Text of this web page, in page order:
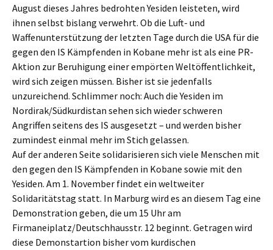
August dieses Jahres bedrohten Yesiden leisteten, wird
ihnen selbst bislang verwehrt. Ob die Luft- und
Waffenunterstützung der letzten Tage durch die USA für die
gegen den IS Kämpfenden in Kobane mehr ist als eine PR-
Aktion zur Beruhigung einer empörten Weltöffentlichkeit,
wird sich zeigen müssen. Bisher ist sie jedenfalls
unzureichend. Schlimmer noch: Auch die Yesiden im
Nordirak/Südkurdistan sehen sich wieder schweren
Angriffen seitens des IS ausgesetzt – und werden bisher
zumindest einmal mehr im Stich gelassen.
Auf der anderen Seite solidarisieren sich viele Menschen mit
den gegen den IS Kämpfenden in Kobane sowie mit den
Yesiden. Am 1. November findet ein weltweiter
Solidaritätstag statt. In Marburg wird es an diesem Tag eine
Demonstration geben, die um 15 Uhr am
Firmaneiplatz/Deutschhausstr. 12 beginnt. Getragen wird
diese Demonstartion bisher vom kurdischen